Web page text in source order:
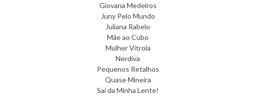
Giovana Medeiros
Juny Pelo Mundo
Juliana Rabelo
Mãe ao Cubo
Mulher Vitrola
Nerdiva
Pequenos Retalhos
Quase Mineira
Sai da Minha Lente!